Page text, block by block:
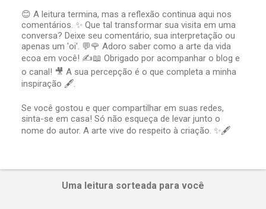
P
o
s
t
a
r
u
c
o
m
😊 A leitura termina, mas a reflexão continua aqui nos
comentários. ✨ Que tal transformar sua visita em uma
conversa? Deixe seu comentário, sua interpretação ou
apenas um 'oi'. 💬🌹 Adoro saber como a arte da vida
ecoa em você! ✍️📖 Obrigado por acompanhar o blog e
o canal! 🎥 A sua percepção é o que completa a minha
inspiração 🖋️.
Se você gostou e quer compartilhar em suas redes,
sinta-se em casa! Só não esqueça de levar junto o
nome do autor. A arte vive do respeito à criação. ✨🖋️
Uma leitura sorteada para você